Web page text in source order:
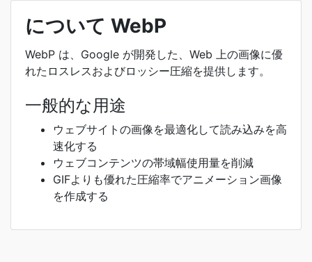
について WebP
WebP は、Google が開発した、Web 上の画像に優
れたロスレスおよびロッシー圧縮を提供します。
一般的な用途
ウェブサイトの画像を最適化して読み込みを高
速化する
ウェブコンテンツの帯域幅使用量を削減
GIFよりも優れた圧縮率でアニメーション画像
を作成する